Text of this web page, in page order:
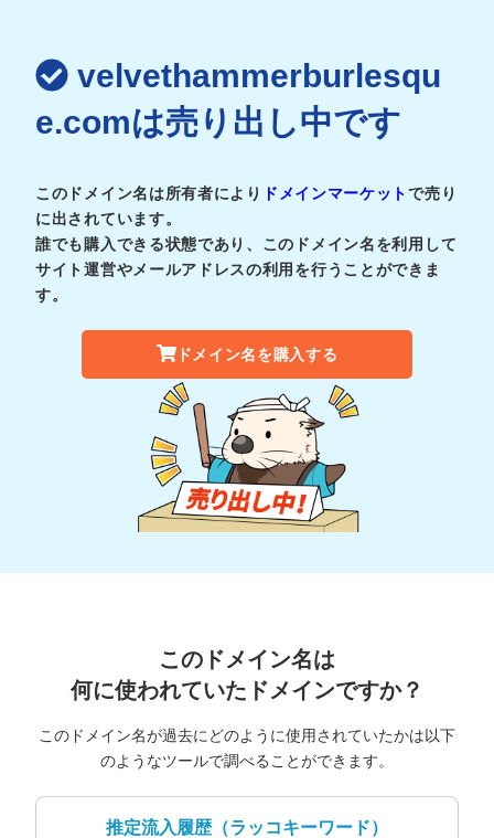
velvethammerburlesqu
e.comは売り出し中です
このドメイン名は所有者により ドメインマーケットで売り
に出されています。
誰でも購入できる状態であり、このドメイン名を利用して
サイト運営やメールアドレスの利用を行うことができま
す。
ドメイン名を購入する
このドメイン名は
何に使われていたドメインですか？
このドメイン名が過去にどのように使用されていたかは以下
のようなツールで調べることができます。
推定流入履歴（ラッコキーワード）